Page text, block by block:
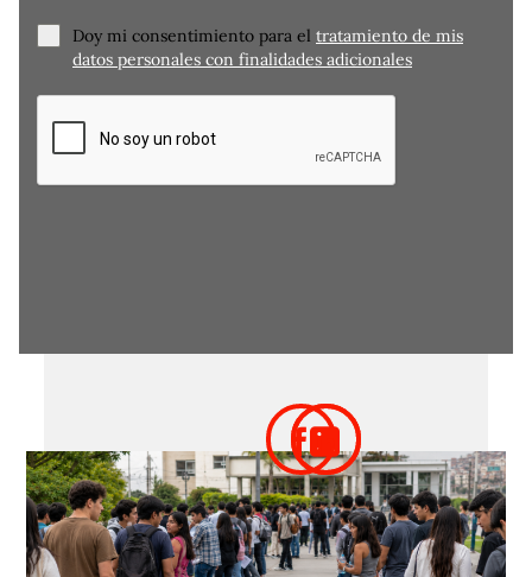
Doy mi consentimiento para el tratamiento de mis
datos personales con finalidades adicionales